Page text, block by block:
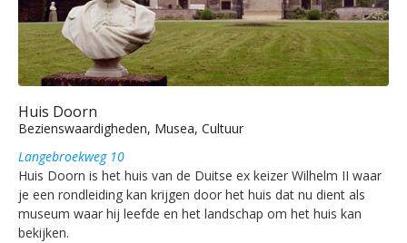
Huis Doorn
Bezienswaardigheden, Musea, Cultuur
Langebroekweg 10
Huis Doorn is het huis van de Duitse ex keizer Wilhelm II waar
je een rondleiding kan krijgen door het huis dat nu dient als
museum waar hij leefde en het landschap om het huis kan
bekijken.